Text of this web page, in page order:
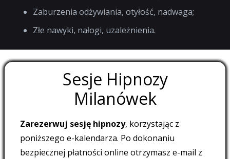
Zaburzenia odżywiania, otyłość, nadwaga;
Złe nawyki, nałogi, uzależnienia.
Sesje Hipnozy
Milanówek
Zarezerwuj sesję hipnozy, korzystając z
poniższego e-kalendarza. Po dokonaniu
bezpiecznej płatności online otrzymasz e-mail z